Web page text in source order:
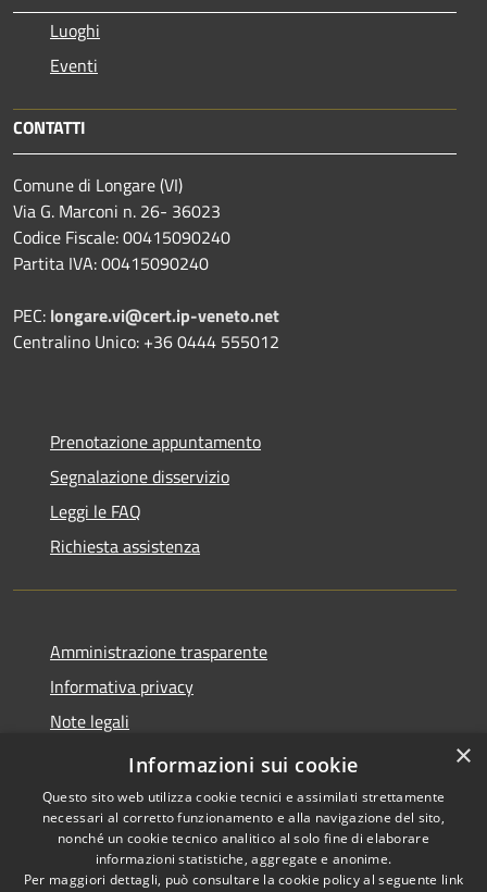
Luoghi
Eventi
CONTATTI
Comune di Longare (VI)
Via G. Marconi n. 26- 36023
Codice Fiscale: 00415090240
Partita IVA: 00415090240
PEC: longare.vi@cert.ip-veneto.net
Centralino Unico: +36 0444 555012
Prenotazione appuntamento
Segnalazione disservizio
Leggi le FAQ
Richiesta assistenza
Amministrazione trasparente
Informativa privacy
Note legali
Dichiarazione di accessibilità
Copyright © 2026 • Comune di
×
Informazioni sui cookie
Questo sito web utilizza cookie tecnici e assimilati strettamente
necessari al corretto funzionamento e alla navigazione del sito,
nonché un cookie tecnico analitico al solo fine di elaborare
informazioni statistiche, aggregate e anonime.
Per maggiori dettagli, può consultare la cookie policy al seguente link